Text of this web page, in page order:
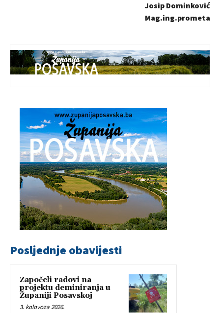
Josip Dominković
Mag.ing.prometa
Posljednje obavijesti
Započeli radovi na
projektu deminiranja u
Županiji Posavskoj
3. kolovoza 2026.